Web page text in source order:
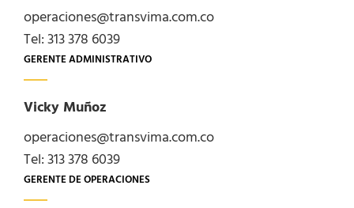
operaciones@transvima.com.co
Tel: 313 378 6039
GERENTE ADMINISTRATIVO
Vicky Muñoz
operaciones@transvima.com.co
Tel: 313 378 6039
GERENTE DE OPERACIONES